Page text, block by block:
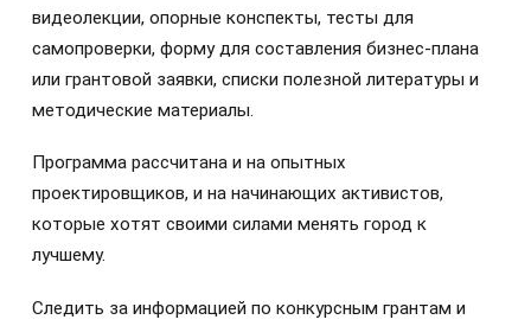
видеолекции, опорные конспекты, тесты для
самопроверки, форму для составления бизнес-плана
или грантовой заявки, списки полезной литературы и
методические материалы.
Программа рассчитана и на опытных
проектировщиков, и на начинающих активистов,
которые хотят своими силами менять город к
лучшему.
Следить за информацией по конкурсным грантам и